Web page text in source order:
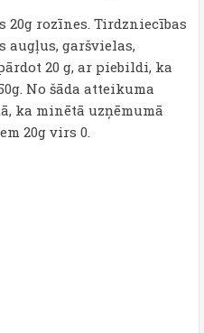
20g rozīnes. Tirdzniecības
augļus, garšvielas,
20 g, ar piebildi, ka
No šāda atteikuma
ka minētā uzņēmumā
20g virs 0.